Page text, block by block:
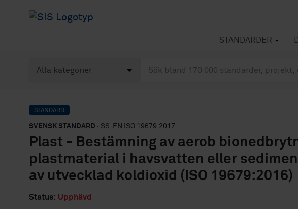
STANDARDER
STANDARD
SVENSK STANDARD · SS-EN ISO 19679:2017
Plast - Bestämning av aerob
plastmaterial i havsvatten eller
av utvecklad koldioxid (ISO 19679:2016)
Status: Upphävd